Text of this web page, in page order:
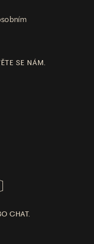
SE NÁM.
CHAT.